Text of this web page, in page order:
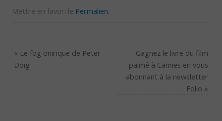
Mettre en favori le Permalien
« Le fog onirique de Peter
Doig
Gagnez le livre du film
palmé à Cannes en vous
abonnant à la newsletter
Folio »